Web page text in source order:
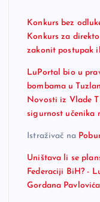
Konkurs bez
Konkurs za
zakonit postupak
LuPortal bio u
bombama u
Novosti iz Vlade
sigurnost učenika
Istraživač na
Uništava li se
Federaciji BiH? -
Gordana